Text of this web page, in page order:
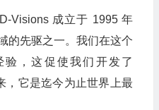
Visions 成立于 1995 年
的先驱之一。我们在这个
，这促使我们开发了
，它是迄今为止世界上最